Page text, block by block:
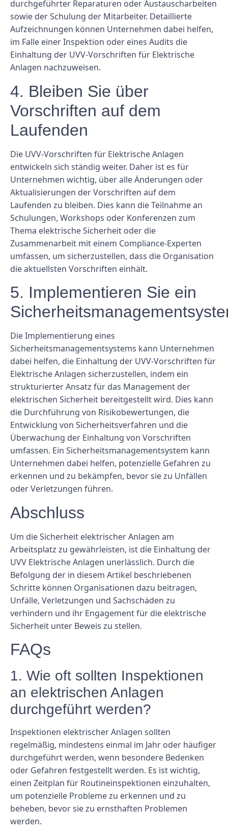
durchgeführter Reparaturen oder Austauscharbeiten
sowie der Schulung der Mitarbeiter. Detaillierte
Aufzeichnungen können Unternehmen dabei helfen,
im Falle einer Inspektion oder eines Audits die
Einhaltung der UVV-Vorschriften für Elektrische
Anlagen nachzuweisen.
4. Bleiben Sie über
Vorschriften auf dem
Laufenden
Die UVV-Vorschriften für Elektrische Anlagen
entwickeln sich ständig weiter. Daher ist es für
Unternehmen wichtig, über alle Änderungen oder
Aktualisierungen der Vorschriften auf dem
Laufenden zu bleiben. Dies kann die Teilnahme an
Schulungen, Workshops oder Konferenzen zum
Thema elektrische Sicherheit oder die
Zusammenarbeit mit einem Compliance-Experten
umfassen, um sicherzustellen, dass die Organisation
die aktuellsten Vorschriften einhält.
5. Implementieren Sie ein
Die Implementierung eines
Sicherheitsmanagementsystems kann Unternehmen
dabei helfen, die Einhaltung der UVV-Vorschriften für
Elektrische Anlagen sicherzustellen, indem ein
strukturierter Ansatz für das Management der
elektrischen Sicherheit bereitgestellt wird. Dies kann
die Durchführung von Risikobewertungen, die
Entwicklung von Sicherheitsverfahren und die
Überwachung der Einhaltung von Vorschriften
umfassen. Ein Sicherheitsmanagementsystem kann
Unternehmen dabei helfen, potenzielle Gefahren zu
erkennen und zu bekämpfen, bevor sie zu Unfällen
oder Verletzungen führen.
Abschluss
Um die Sicherheit elektrischer Anlagen am
Arbeitsplatz zu gewährleisten, ist die Einhaltung der
UVV Elektrische Anlagen unerlässlich. Durch die
Befolgung der in diesem Artikel beschriebenen
Schritte können Organisationen dazu beitragen,
Unfälle, Verletzungen und Sachschäden zu
verhindern und ihr Engagement für die elektrische
Sicherheit unter Beweis zu stellen.
FAQs
1. Wie oft sollten Inspektionen
an elektrischen Anlagen
durchgeführt werden?
Inspektionen elektrischer Anlagen sollten
regelmäßig, mindestens einmal im Jahr oder häufiger
durchgeführt werden, wenn besondere Bedenken
oder Gefahren festgestellt werden. Es ist wichtig,
einen Zeitplan für Routineinspektionen einzuhalten,
um potenzielle Probleme zu erkennen und zu
beheben, bevor sie zu ernsthaften Problemen
werden.